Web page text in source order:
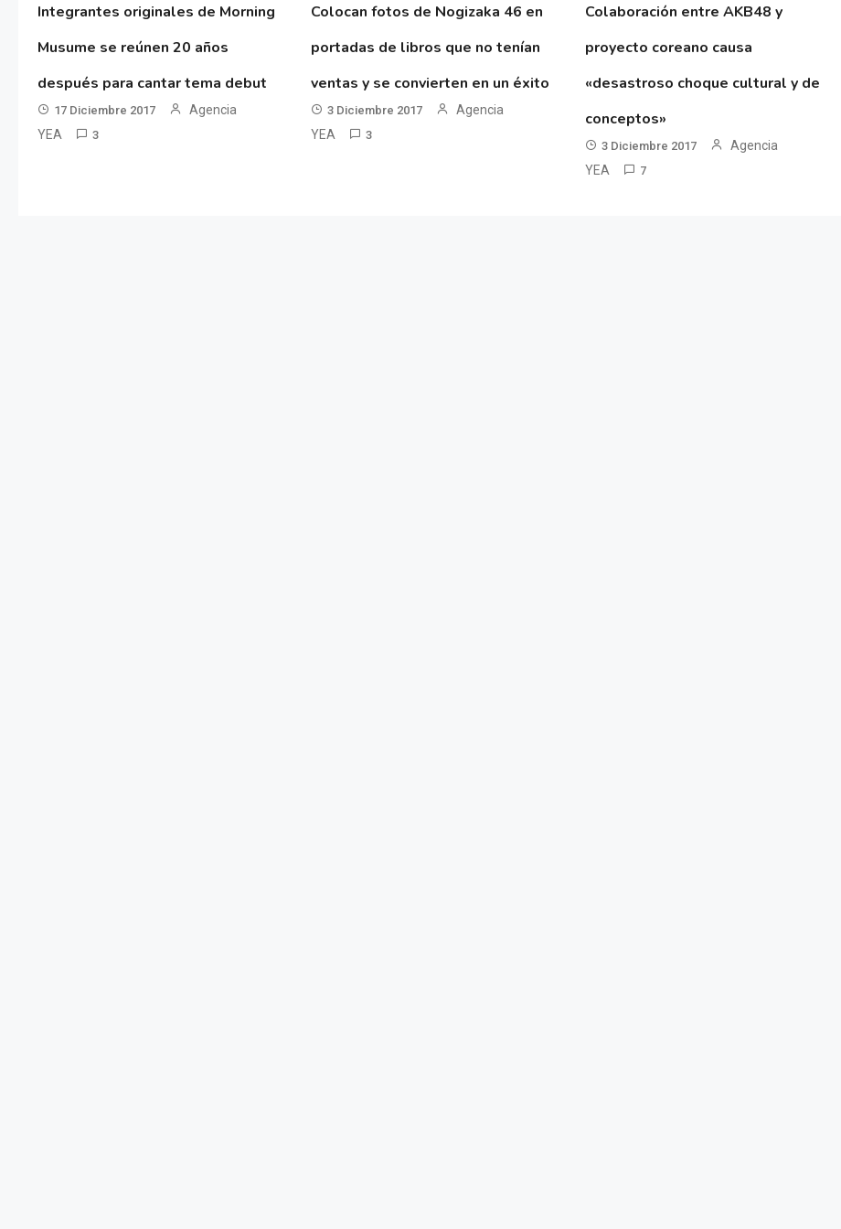
Integrantes originales de Morning
Musume se reúnen 20 años
después para cantar tema debut
17 Diciembre 2017
Agencia
YEA
3
Colocan fotos de Nogizaka 46 en
portadas de libros que no tenían
ventas y se convierten en un éxito
3 Diciembre 2017
Agencia
YEA
3
Colaboración entre AKB48 y
proyecto coreano causa
«desastroso choque cultural y de
conceptos»
3 Diciembre 2017
Agencia
YEA
7